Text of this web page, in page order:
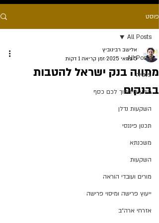
פוסט
All Posts
פנסיה
מידע שיחסוך לכם כסף
השקעות נדלן
תכנון פיננסי
משכנתא
השקעות
מורים ועובדי הוראה
ייעוץ פרישה ומיסוי פרישה
אזרחי ארה״ב
All Posts
מתווה בנק ישראל להטבות
בבנקים
אלישב רבינוביץ
5 במאי 2025
זמן קריאה 1 דקות